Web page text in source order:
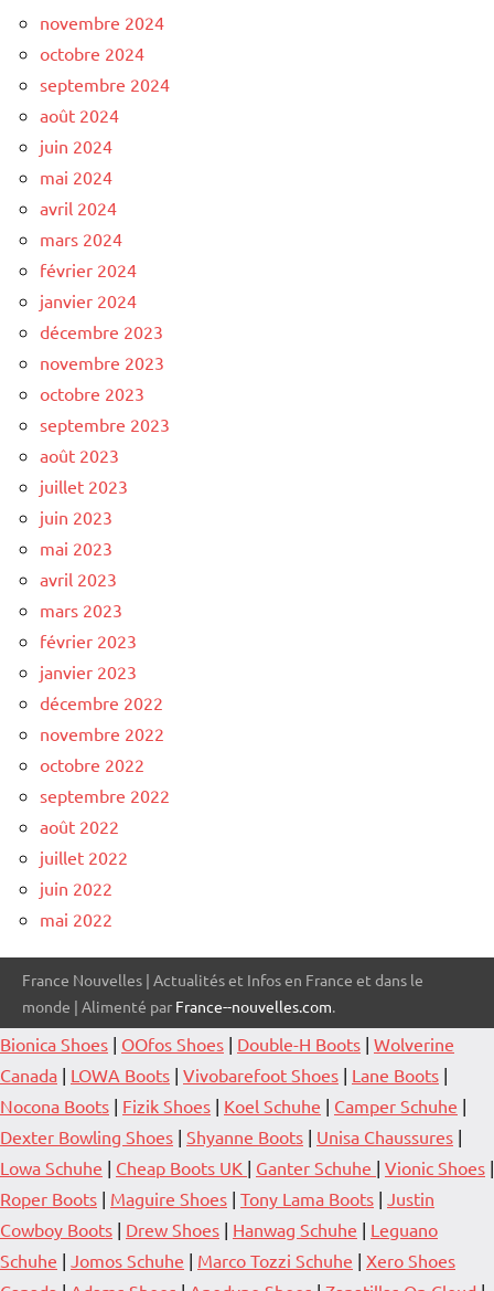
novembre 2024
octobre 2024
septembre 2024
août 2024
juin 2024
mai 2024
avril 2024
mars 2024
février 2024
janvier 2024
décembre 2023
novembre 2023
octobre 2023
septembre 2023
août 2023
juillet 2023
juin 2023
mai 2023
avril 2023
mars 2023
février 2023
janvier 2023
décembre 2022
novembre 2022
octobre 2022
septembre 2022
août 2022
juillet 2022
juin 2022
mai 2022
France Nouvelles | Actualités et Infos en France et dans le
monde | Alimenté par France--nouvelles.com.
Bionica Shoes | OOfos Shoes | Double-H Boots | Wolverine
Canada | LOWA Boots | Vivobarefoot Shoes | Lane Boots |
Nocona Boots | Fizik Shoes | Koel Schuhe | Camper Schuhe |
Dexter Bowling Shoes | Shyanne Boots | Unisa Chaussures |
Lowa Schuhe | Cheap Boots UK | Ganter Schuhe | Vionic Shoes |
Roper Boots | Maguire Shoes | Tony Lama Boots | Justin
Cowboy Boots | Drew Shoes | Hanwag Schuhe | Leguano
Schuhe | Jomos Schuhe | Marco Tozzi Schuhe | Xero Shoes